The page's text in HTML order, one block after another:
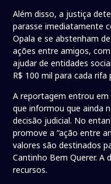
Além disso, a justiça
parasse imediatamente
Opala e se abstenham
ações entre amigos,
ajudar de entidades
R$ 100 mil para cada rifa
A reportagem entrou
que informou que ainda
decisão judicial. No
promove a “ação entre
valores são destinados
Cantinho Bem Querer. A
recursos.